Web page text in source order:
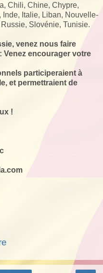
Chili, Chine, Chypre,
Italie, Liban, Nouvelle-
Slovénie, Tunisie.
venez nous faire
Venez encourager votre
participeraient à
et permettraient de
!